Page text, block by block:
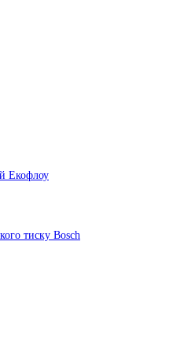
Екофлоу
тиску Bosch